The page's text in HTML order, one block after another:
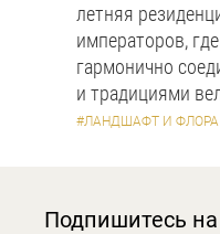
летняя
императоров,
гармонично
и традициями
#ЛАНДШАФТ И ФЛОРА
Подпишитесь